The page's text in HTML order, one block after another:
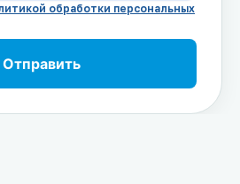
обработки персональных